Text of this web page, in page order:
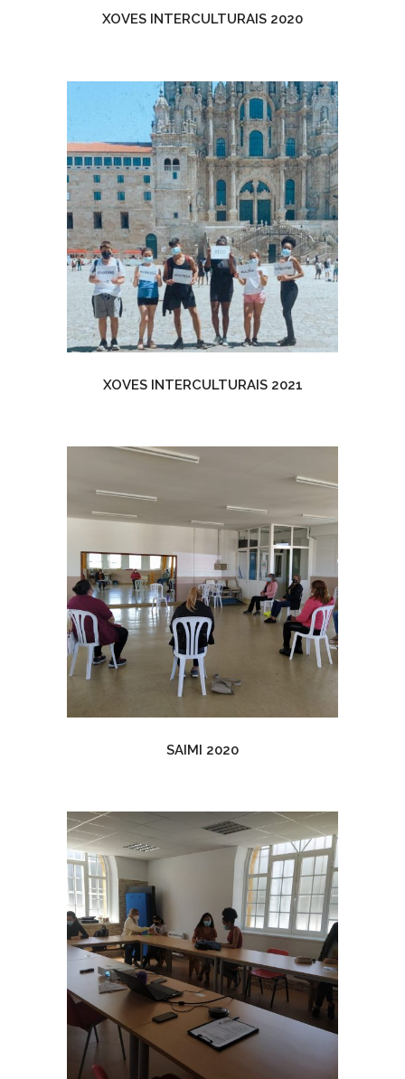
XOVES INTERCULTURAIS 2020
XOVES INTERCULTURAIS 2021
SAIMI 2020